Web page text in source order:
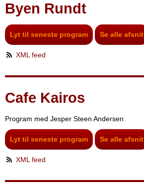
Byen Rundt
Lyt til seneste program Se alle afsnit
XML feed
Cafe Kairos
Program med Jesper Steen Andersen
Lyt til seneste program Se alle afsnit
XML feed